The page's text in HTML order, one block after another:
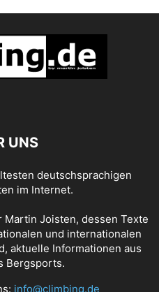
UNS
deutschsprachigen
im Internet.
Joisten, dessen Texte
und internationalen
aktuelle Informationen aus
Bergsports.
info@climbing.de